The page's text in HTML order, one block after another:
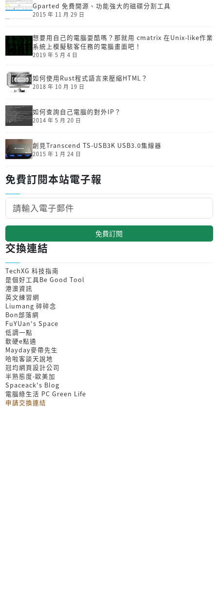
Gparted 免費開源、功能強大的磁碟分割工具
2015 年 11 月 29 日
想要用自己的電腦耍酷嗎？那就用 cmatrix 在Unix-like作業
系統上模擬駭客任務的電腦畫面吧！
2019 年 5 月 4 日
如何使用Rust程式語言來壓縮HTML？
2018 年 10 月 19 日
如何查詢自己電腦的對外IP？
2014 年 5 月 20 日
創見Transcend TS-USB3K USB3.0集線器
2015 年 1 月 24 日
免費訂閱本站電子報
免費訂閱
交換連結
TechXG 科技指南
是個好工具Be Good Tool
港澳資訊
英文練習網
Liumang 碎碎念
Bon部落網
FuYUan's Space
低調一點
軟硬e點通
Mayday麥帶先生
哈啦客談天說地
冠均網頁設計公司
半熟態度-歐美加
Spaceack's Blog
電腦綠生活 PC Green Life
申請交換連結